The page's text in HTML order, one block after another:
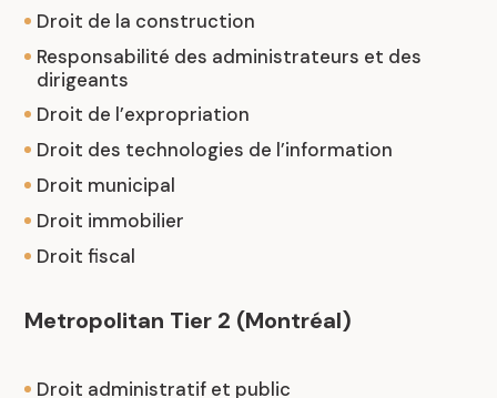
Droit de la construction
Responsabilité des administrateurs et des
dirigeants
Droit de l’expropriation
Droit des technologies de l’information
Droit municipal
Droit immobilier
Droit fiscal
Metropolitan Tier 2 (Montréal)
Droit administratif et public